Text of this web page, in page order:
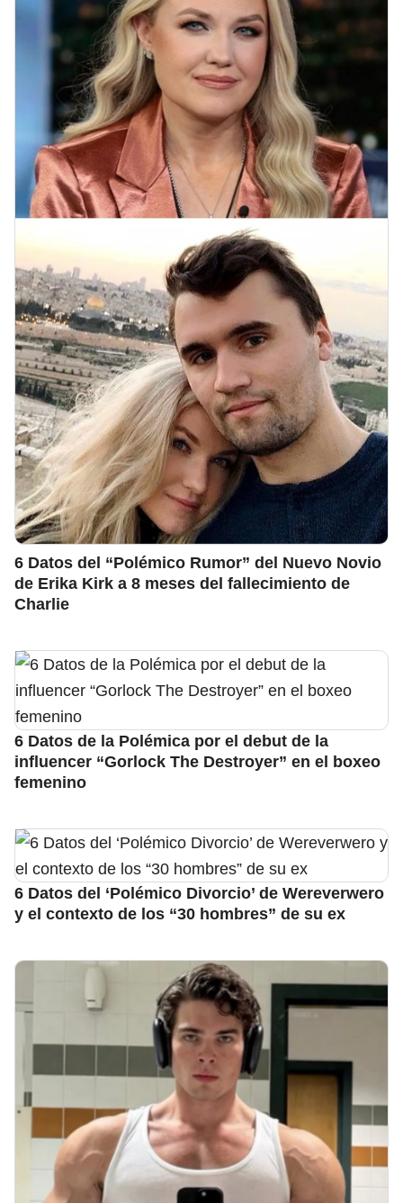
6 Datos del “Polémico Rumor” del Nuevo Novio
de Erika Kirk a 8 meses del fallecimiento de
Charlie
6 Datos de la Polémica por el debut de la
influencer “Gorlock The Destroyer” en el boxeo
femenino
6 Datos del ‘Polémico Divorcio’ de Wereverwero
y el contexto de los “30 hombres” de su ex